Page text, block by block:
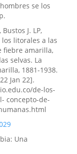
se los
J. LP,
los litorales a las
fiebre amarilla,
selvas. La
1881-1938.
Jan 22].
de-los-
concepto-de-
Una